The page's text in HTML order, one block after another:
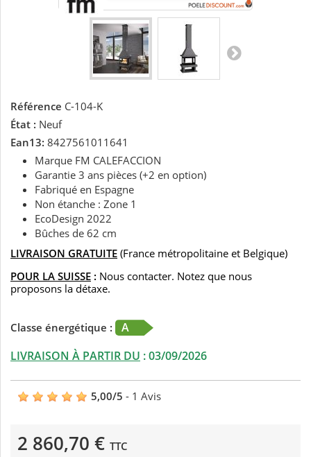
Référence C-104-K
État : Neuf
Ean13: 8427561011641
Marque FM CALEFACCION
Garantie 3 ans pièces (+2 en option)
Fabriqué en Espagne
Non étanche : Zone 1
EcoDesign 2022
Bûches de 62 cm
LIVRAISON GRATUITE (France métropolitaine et Belgique)
POUR LA SUISSE : Nous contacter. Notez que nous
proposons la détaxe.
Classe énergétique :
A
LIVRAISON À PARTIR DU :03/09/2026
5,00/5 - 1 Avis
2 860,70 € TTC